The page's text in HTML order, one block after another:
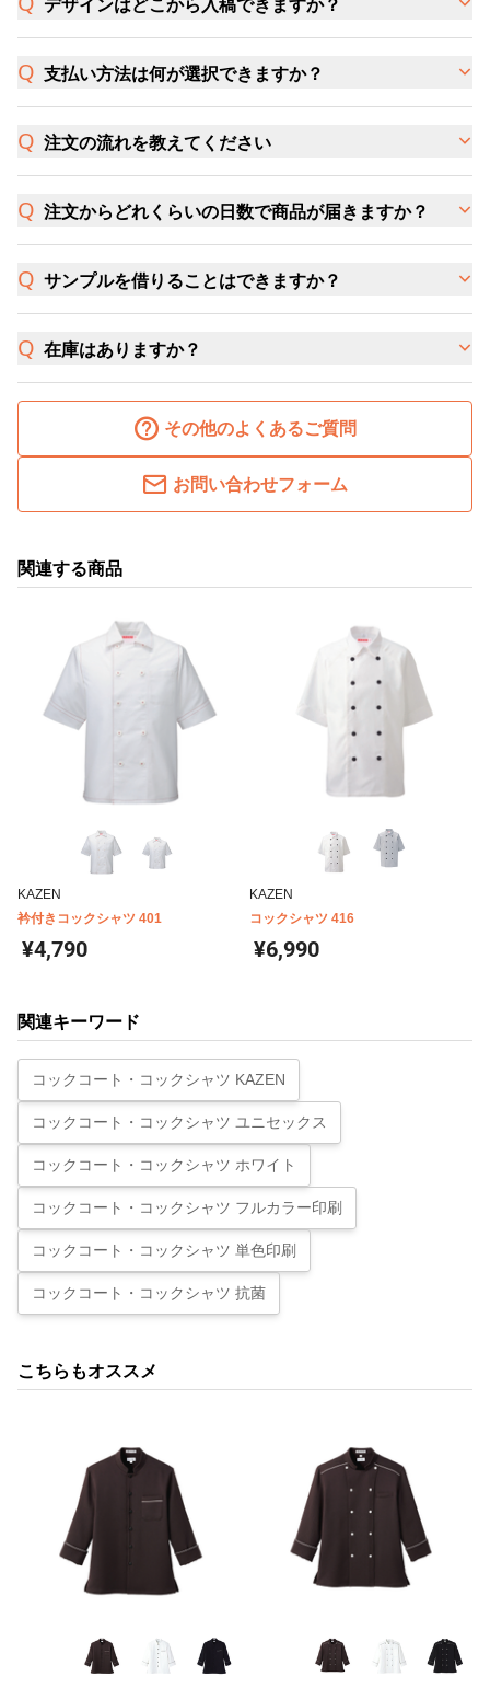
支払い方法は何が選択できますか？
注文の流れを教えてください
注文からどれくらいの日数で商品が届きますか？
サンプルを借りることはできますか？
在庫はありますか？
その他のよくあるご質問
お問い合わせフォーム
関連する商品
KAZEN
衿付きコックシャツ 401
¥4,790
KAZEN
コックシャツ 416
¥6,990
関連キーワード
コックコート・コックシャツ KAZEN
コックコート・コックシャツ ユニセックス
コックコート・コックシャツ ホワイト
コックコート・コックシャツ フルカラー印刷
コックコート・コックシャツ 単色印刷
コックコート・コックシャツ 抗菌
こちらもオススメ